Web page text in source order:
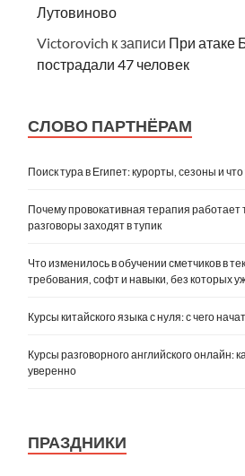
Лутовиново
Victorovich к записи При атаке
пострадали 47 человек
СЛОВО ПАРТНЁРАМ
Поиск тура в Египет: курорты, сезоны и что
Почему провокативная терапия работает
разговоры заходят в тупик
Что изменилось в обучении сметчиков в
требования, софт и навыки, без которых
Курсы китайского языка с нуля: с чего
Курсы разговорного английского онлайн:
уверенно
ПРАЗДНИКИ